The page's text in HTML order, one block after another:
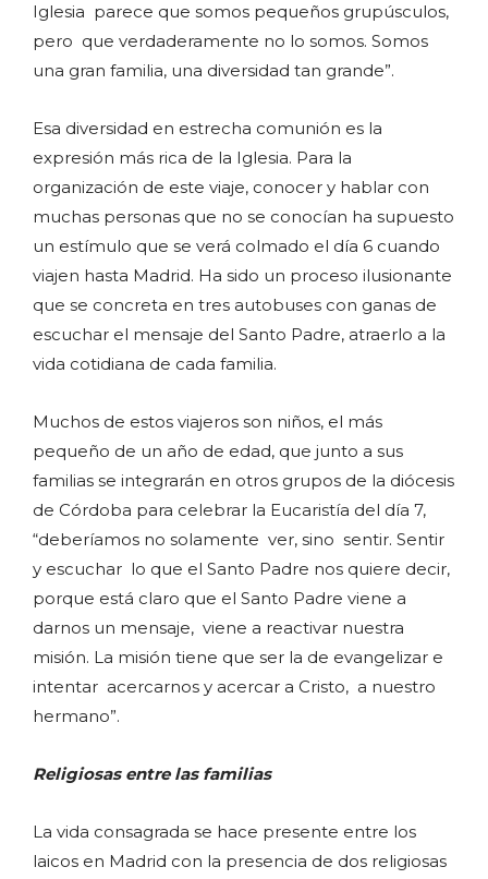
Iglesia parece que somos pequeños grupúsculos,
pero que verdaderamente no lo somos. Somos
una gran familia, una diversidad tan grande”.
Esa diversidad en estrecha comunión es la
expresión más rica de la Iglesia. Para la
organización de este viaje, conocer y hablar con
muchas personas que no se conocían ha supuesto
un estímulo que se verá colmado el día 6 cuando
viajen hasta Madrid. Ha sido un proceso ilusionante
que se concreta en tres autobuses con ganas de
escuchar el mensaje del Santo Padre, atraerlo a la
vida cotidiana de cada familia.
Muchos de estos viajeros son niños, el más
pequeño de un año de edad, que junto a sus
familias se integrarán en otros grupos de la diócesis
de Córdoba para celebrar la Eucaristía del día 7,
“deberíamos no solamente ver, sino sentir. Sentir
y escuchar lo que el Santo Padre nos quiere decir,
porque está claro que el Santo Padre viene a
darnos un mensaje, viene a reactivar nuestra
misión. La misión tiene que ser la de evangelizar e
intentar acercarnos y acercar a Cristo, a nuestro
hermano”.
Religiosas entre las familias
La vida consagrada se hace presente entre los
laicos en Madrid con la presencia de dos religiosas